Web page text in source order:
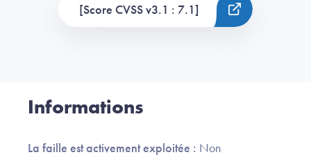
[Score CVSS v3.1 : 7.1]
Informations
La faille est activement exploitée : Non